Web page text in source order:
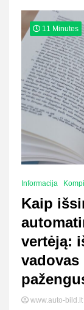
11 Minutes
Informacija
Kaip
vertėją:
vadovas
www.auto-bild.lt